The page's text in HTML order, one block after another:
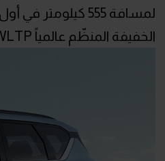
الخفيفة المنظّم عالمياً WLTP).. وتستغرق عملية إعادة شحنها 73 دقيقة بالشاحن السريع.